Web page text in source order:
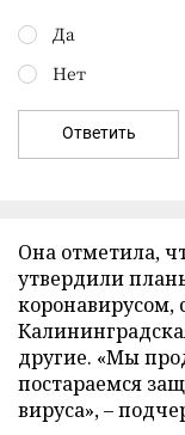
Да
Нет
Ответить
Она отметила,
утвердили
коронавирусом,
другие. «Мы
постараемся
вируса», –